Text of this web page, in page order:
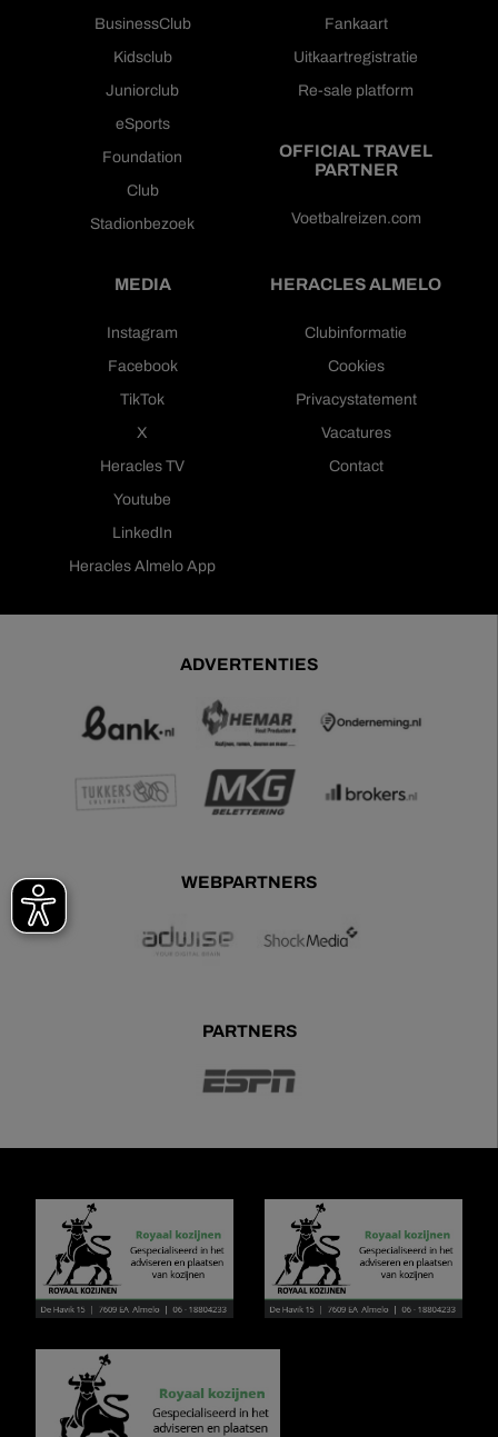
BusinessClub
Kidsclub
Juniorclub
eSports
Foundation
Club
Stadionbezoek
Fankaart
Uitkaartregistratie
Re-sale platform
OFFICIAL TRAVEL
PARTNER
Voetbalreizen.com
MEDIA
Instagram
Facebook
TikTok
X
Heracles TV
Youtube
LinkedIn
Heracles Almelo App
HERACLES ALMELO
Clubinformatie
Cookies
Privacystatement
Vacatures
Contact
ADVERTENTIES
WEBPARTNERS
PARTNERS